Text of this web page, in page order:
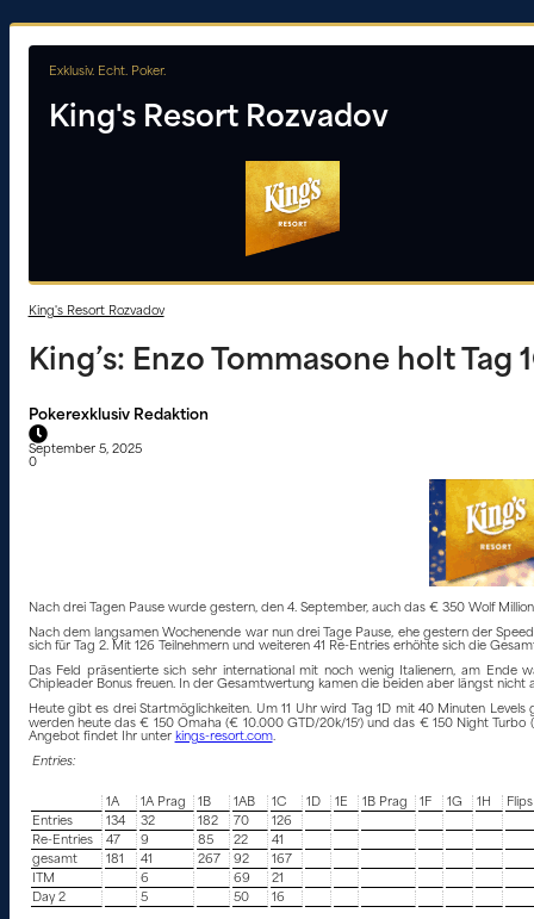
Exklusiv. Echt. Poker.
King's Resort Rozvadov
King's Resort Rozvadov
King’s: Enzo Tommasone holt
Pokerexklusiv Redaktion
September 5, 2025
0
Nach drei Tagen Pause wurde gestern, den 4. September, auch das € 350 Wolf
Nach dem langsamen Wochenende war nun drei Tage Pause, ehe gestern der
sich für Tag 2. Mit 126 Teilnehmern und weiteren 41 Re-Entries erhöhte sich die
Das Feld präsentierte sich sehr international mit noch wenig Italienern, am Ende
Chipleader Bonus freuen. In der Gesamtwertung kamen die beiden aber längst nicht
Heute gibt es drei Startmöglichkeiten. Um 11 Uhr wird Tag 1D mit 40 Minuten
werden heute das € 150 Omaha (€ 10.000 GTD/20k/15′) und das € 150 Night
Angebot findet Ihr unter kings-resort.com.
Entries:
1A 1A Prag 1B 1AB 1C 1D 1E 1B Prag 1F 1G 1H
Flips
Entries
134 32 182 70
126
Re-Entries
47 9 85 22
41
gesamt
181 41 267 92
167
ITM
6 69
21
Day 2
5 50 16